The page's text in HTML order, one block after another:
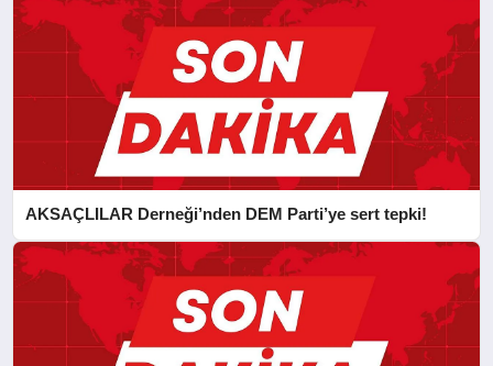
AKSAÇLILAR Derneği’nden DEM Parti’ye sert tepki!